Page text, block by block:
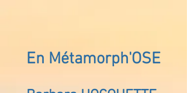
En Métamorph'OSE